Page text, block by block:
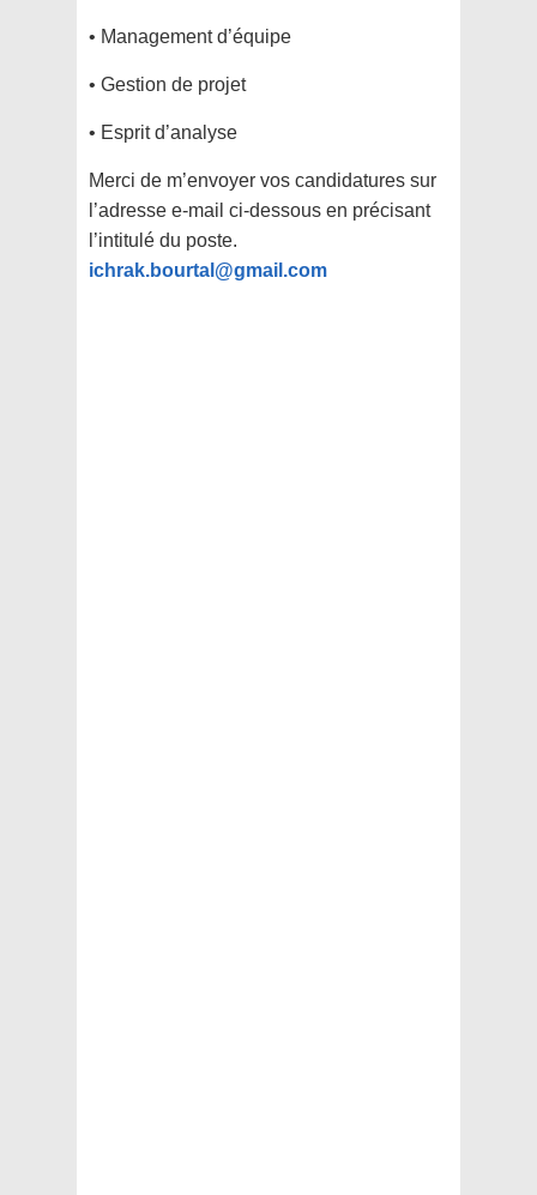
• Management d’équipe
• Gestion de projet
• Esprit d’analyse
Merci de m’envoyer vos candidatures sur
l’adresse e-mail ci-dessous en précisant
l’intitulé du poste.
ichrak.bourtal@gmail.com